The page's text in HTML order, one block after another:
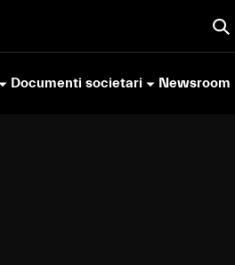
Documenti societari Newsroom